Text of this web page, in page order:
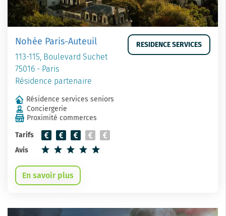
Nohée Paris-Auteuil
113-115, Boulevard Suchet
75016 - Paris
Résidence partenaire
RESIDENCE SERVICES
Résidence services seniors
Conciergerie
Proximité commerces
Tarifs
Avis
En savoir plus